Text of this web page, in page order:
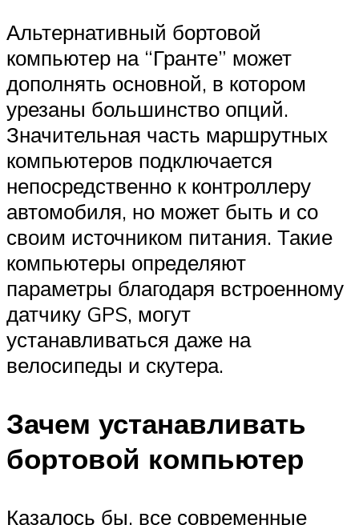
Альтернативный бортовой
компьютер на “Гранте” может
дополнять основной, в котором
урезаны большинство опций.
Значительная часть маршрутных
компьютеров подключается
непосредственно к контроллеру
автомобиля, но может быть и со
своим источником питания. Такие
компьютеры определяют
параметры благодаря встроенному
датчику GPS, могут
устанавливаться даже на
велосипеды и скутера.
Зачем устанавливать
бортовой компьютер
Казалось бы, все современные